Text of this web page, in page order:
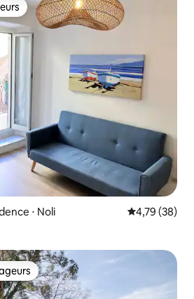
⋅ Noli Évaluation
4,79 (38)
les plus appréciés